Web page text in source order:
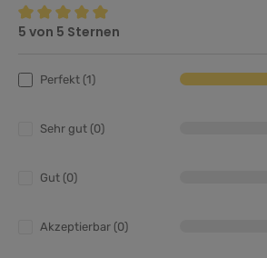
Durchschnittliche Bewertung von 5 von
5 von 5 Sternen
Perfekt (1)
Sehr gut (0)
Gut (0)
Akzeptierbar (0)